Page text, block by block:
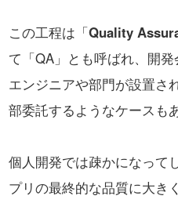
この工程は「Quality
て「QA」とも呼ばれ、 開
エンジニアや部門が設置さ
部委託するようなケースも
個人開発では疎かになって
プリの最終的な品質に大き